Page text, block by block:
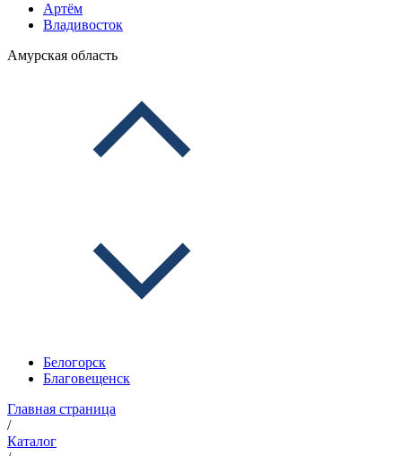
Артём
Владивосток
Амурская область
Белогорск
Благовещенск
Главная страница
/
Каталог